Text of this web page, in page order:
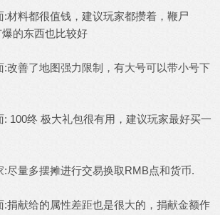
料都很值钱，建议玩家都攒着，鞭尸
的东西也比较好
善了地图强力限制，有大号可以带小号下
终 极大礼包很有用，建议玩家最好买一
量多摆摊进行交易换取RMB点和货币.
献给的属性差距也是很大的，捐献金额作